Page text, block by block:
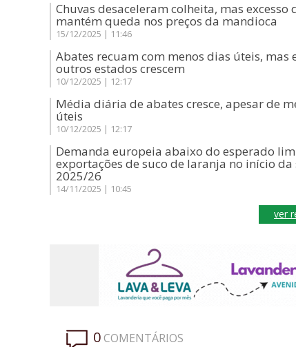
Chuvas desaceleram colheita, mas excesso
mantém queda nos preços da mandioca
15/12/2025 | 11:46
Abates recuam com menos dias úteis, mas
outros estados crescem
10/12/2025 | 12:17
Média diária de abates cresce, apesar de
úteis
10/12/2025 | 12:17
Demanda europeia abaixo do esperado
exportações de suco de laranja no início da
2025/26
14/11/2025 | 10:45
ver
0COMENTÁRIOS